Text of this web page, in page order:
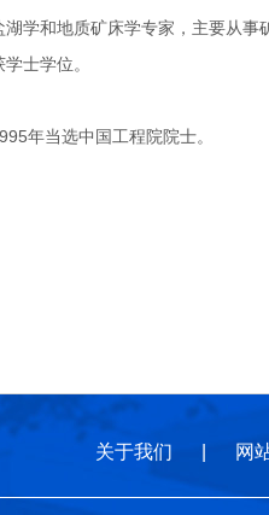
和地质矿床学专家，主要从事矿
士学位。
年当选中国工程院院士。
关于我们 网